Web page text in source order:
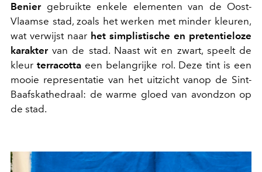
Beniergebruikte enkele elementen van de Oost-
Vlaamse stad, zoals het werken met minder kleuren,
wat verwijst naar het simplistische en pretentieloze
karaktervan de stad. Naast wit en zwart, speelt de
kleurterracotta een belangrijke rol. Deze tint is een
mooie representatie van het uitzicht vanop de Sint-
Baafskathedraal: de warme gloed van avondzon op
de stad.